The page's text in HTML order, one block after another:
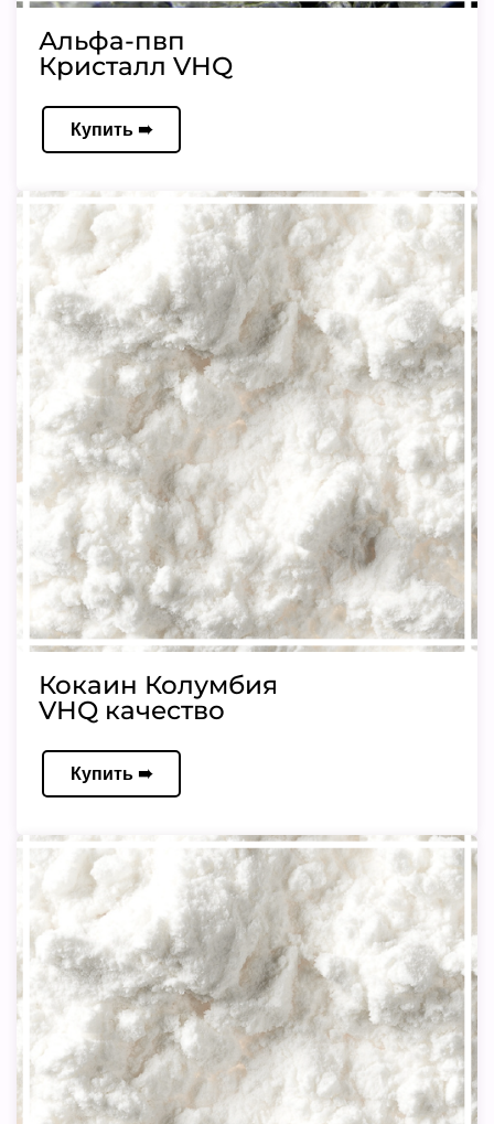
Альфа-пвп
Кристалл VHQ
Купить ➠
Кокаин Колумбия
VHQ качество
Купить ➠